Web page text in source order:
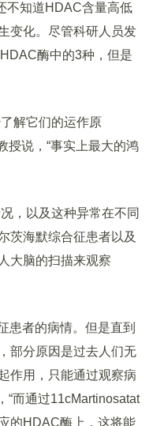
知道HDAC含量高低
变化。尽管科研人员发
酶中的3种，但是
解它们的运作原
授说，“事实上最大的鸿
，以及这种异常在不同
茨海默综合征患者以及
大脑的扫描来观察
者的病情。但是直到
部分原因是过去人们无
作用，只能通过观察病
“而通过11cMartinosatat
的HDAC酶上，这将能